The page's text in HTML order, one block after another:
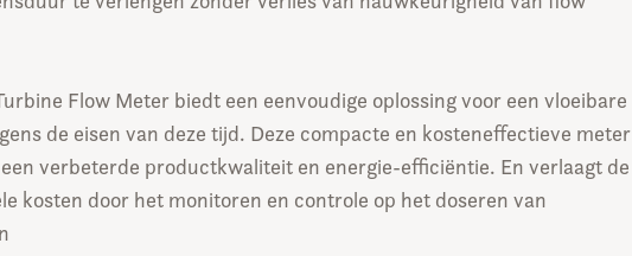
Flow Meter biedt een eenvoudige oplossing voor een vloeibare
de eisen van deze tijd. Deze compacte en kosteneffectieve meter
verbeterde productkwaliteit en energie-efficiëntie. En verlaagt de
kosten door het monitoren en controle op het doseren van